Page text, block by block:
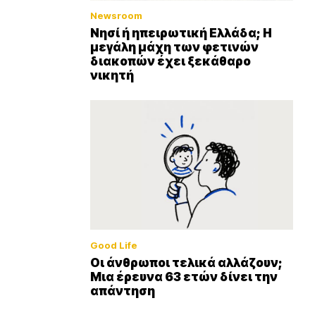
Newsroom
Νησί ή ηπειρωτική Ελλάδα; Η
μεγάλη μάχη των φετινών
διακοπών έχει ξεκάθαρο
νικητή
Good Life
Οι άνθρωποι τελικά αλλάζουν;
Μια έρευνα 63 ετών δίνει την
απάντηση